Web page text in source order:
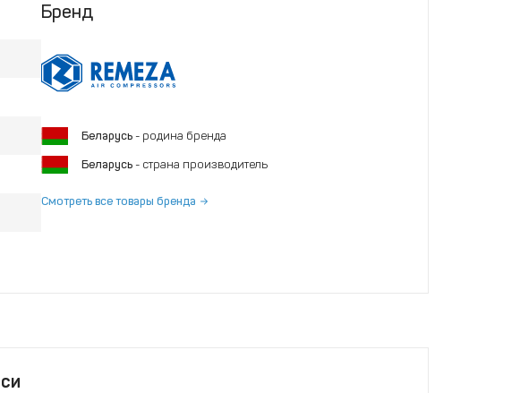
Бренд
Беларусь - родина бренда
Беларусь - страна производитель
Смотреть все товары бренда